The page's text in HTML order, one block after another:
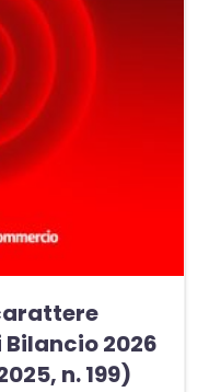
2026
n. 199)